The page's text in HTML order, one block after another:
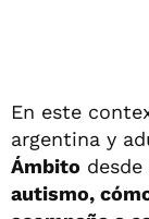
En este
argentina y
Ámbito
autismo,